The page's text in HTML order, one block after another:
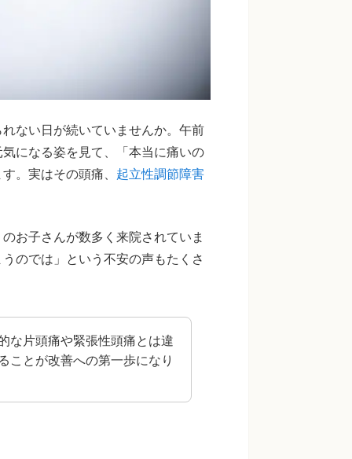
ない日が続いていませんか。午前
になる姿を見て、「本当に痛いの
。実はその頭痛、 起立性調節障害
お子さんが数多く来院されていま
のでは」という不安の声もたくさ
な片頭痛や緊張性頭痛とは違
ことが改善への第一歩になり